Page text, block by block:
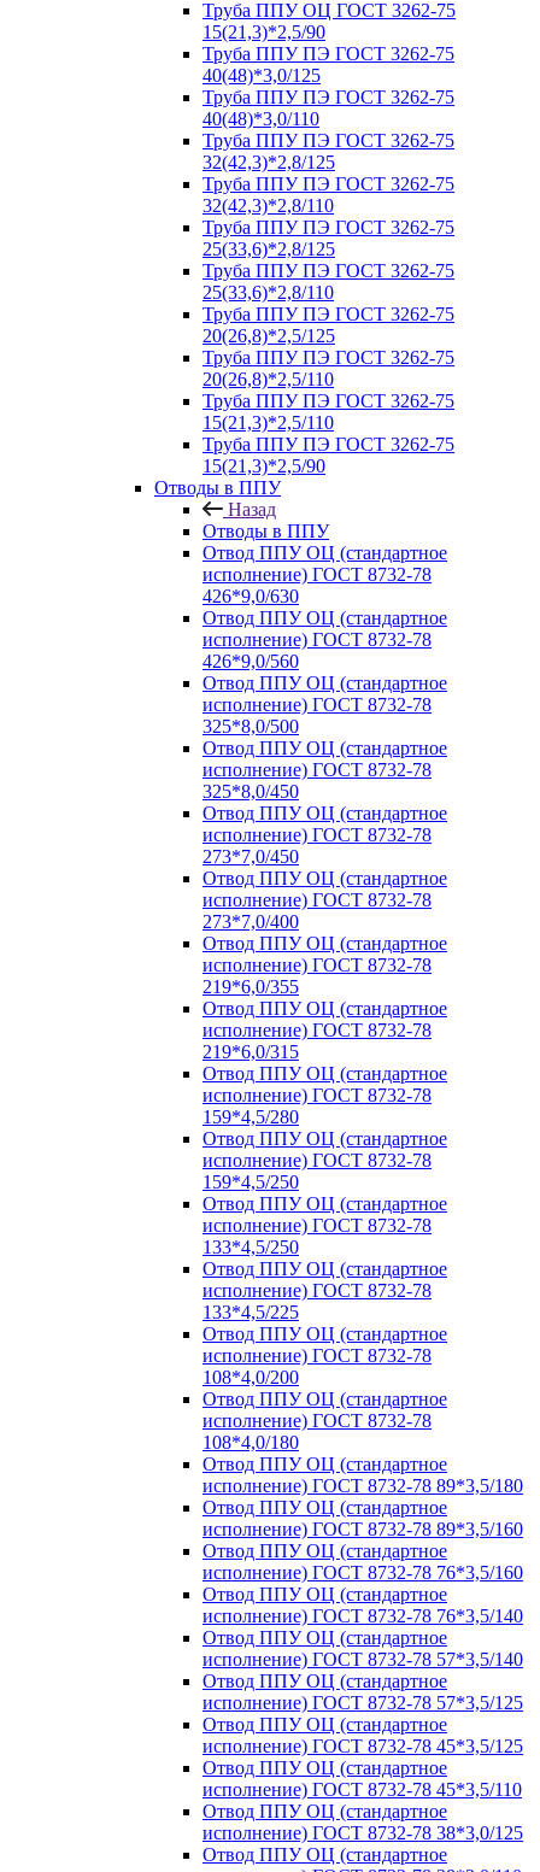
Труба ППУ ОЦ ГОСТ 3262-75
15(21,3)*2,5/90
Труба ППУ ПЭ ГОСТ 3262-75
40(48)*3,0/125
Труба ППУ ПЭ ГОСТ 3262-75
40(48)*3,0/110
Труба ППУ ПЭ ГОСТ 3262-75
32(42,3)*2,8/125
Труба ППУ ПЭ ГОСТ 3262-75
32(42,3)*2,8/110
Труба ППУ ПЭ ГОСТ 3262-75
25(33,6)*2,8/125
Труба ППУ ПЭ ГОСТ 3262-75
25(33,6)*2,8/110
Труба ППУ ПЭ ГОСТ 3262-75
20(26,8)*2,5/125
Труба ППУ ПЭ ГОСТ 3262-75
20(26,8)*2,5/110
Труба ППУ ПЭ ГОСТ 3262-75
15(21,3)*2,5/110
Труба ППУ ПЭ ГОСТ 3262-75
15(21,3)*2,5/90
Отводы в ППУ
Назад
Отводы в ППУ
Отвод ППУ ОЦ (стандартное
исполнение) ГОСТ 8732-78
426*9,0/630
Отвод ППУ ОЦ (стандартное
исполнение) ГОСТ 8732-78
426*9,0/560
Отвод ППУ ОЦ (стандартное
исполнение) ГОСТ 8732-78
325*8,0/500
Отвод ППУ ОЦ (стандартное
исполнение) ГОСТ 8732-78
325*8,0/450
Отвод ППУ ОЦ (стандартное
исполнение) ГОСТ 8732-78
273*7,0/450
Отвод ППУ ОЦ (стандартное
исполнение) ГОСТ 8732-78
273*7,0/400
Отвод ППУ ОЦ (стандартное
исполнение) ГОСТ 8732-78
219*6,0/355
Отвод ППУ ОЦ (стандартное
исполнение) ГОСТ 8732-78
219*6,0/315
Отвод ППУ ОЦ (стандартное
исполнение) ГОСТ 8732-78
159*4,5/280
Отвод ППУ ОЦ (стандартное
исполнение) ГОСТ 8732-78
159*4,5/250
Отвод ППУ ОЦ (стандартное
исполнение) ГОСТ 8732-78
133*4,5/250
Отвод ППУ ОЦ (стандартное
исполнение) ГОСТ 8732-78
133*4,5/225
Отвод ППУ ОЦ (стандартное
исполнение) ГОСТ 8732-78
108*4,0/200
Отвод ППУ ОЦ (стандартное
исполнение) ГОСТ 8732-78
108*4,0/180
Отвод ППУ ОЦ (стандартное
исполнение) ГОСТ 8732-78 89*3,5/180
Отвод ППУ ОЦ (стандартное
исполнение) ГОСТ 8732-78 89*3,5/160
Отвод ППУ ОЦ (стандартное
исполнение) ГОСТ 8732-78 76*3,5/160
Отвод ППУ ОЦ (стандартное
исполнение) ГОСТ 8732-78 76*3,5/140
Отвод ППУ ОЦ (стандартное
исполнение) ГОСТ 8732-78 57*3,5/140
Отвод ППУ ОЦ (стандартное
исполнение) ГОСТ 8732-78 57*3,5/125
Отвод ППУ ОЦ (стандартное
исполнение) ГОСТ 8732-78 45*3,5/125
Отвод ППУ ОЦ (стандартное
исполнение) ГОСТ 8732-78 45*3,5/110
Отвод ППУ ОЦ (стандартное
исполнение) ГОСТ 8732-78 38*3,0/125
Отвод ППУ ОЦ (стандартное